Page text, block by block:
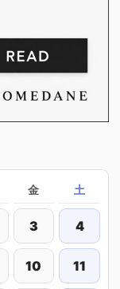
金 土
3 4
10 11